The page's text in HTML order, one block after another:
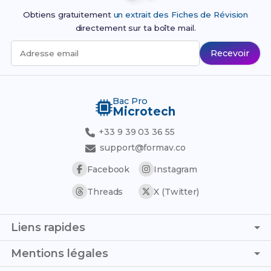
sfaformation.com
formation continue, lecontrat d'apprentissage
France Travail, leplan de
ou encore desaides régionales
Obtiens gratuitement un extrait des Fiches de Révision
directement sur ta boîte mail.
Adresse email Recevoir
Bac Pro
Microtech
+33 9 39 03 36 55
support@formav.co
Facebook
Instagram
Threads X (Twitter)
Liens rapides
Page d'accueil
Simulateur de notes
Mentions légales